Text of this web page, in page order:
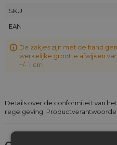
SKU
EAN
De zakjes zijn met de hand
werkelijke grootte afwijken
+/- 1 cm
Details over de conformiteit van
regelgeving: